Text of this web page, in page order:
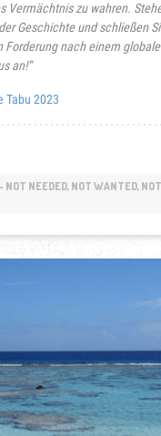
Vermächtnis zu wahren.
Geschichte und schließen
Forderung nach einem
an!“
Tabu 2023
NOT NEEDED, NOT WANTED, NOT